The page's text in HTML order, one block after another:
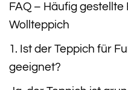
FAQ – Häufig
Wollteppich
1. Ist der Teppich für
geeignet?